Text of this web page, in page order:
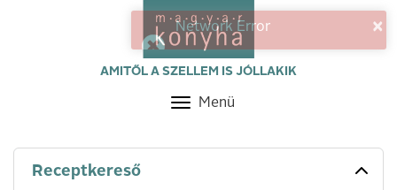
AMITŐL A SZELLEM IS JÓLLAKIK
Toggle
Menü
Receptkereső
×
Network Error